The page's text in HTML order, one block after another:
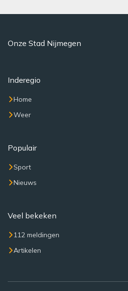
Onze Stad Nijmegen
Inderegio
Home
Weer
Populair
Sport
Nieuws
Veel bekeken
112 meldingen
Artikelen